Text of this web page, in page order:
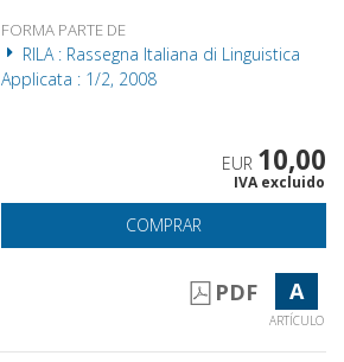
FORMA PARTE DE
RILA : Rassegna Italiana di Linguistica
Applicata : 1/2, 2008
EUR 10,00
IVA excluido
COMPRAR
PDF A
ARTÍCULO